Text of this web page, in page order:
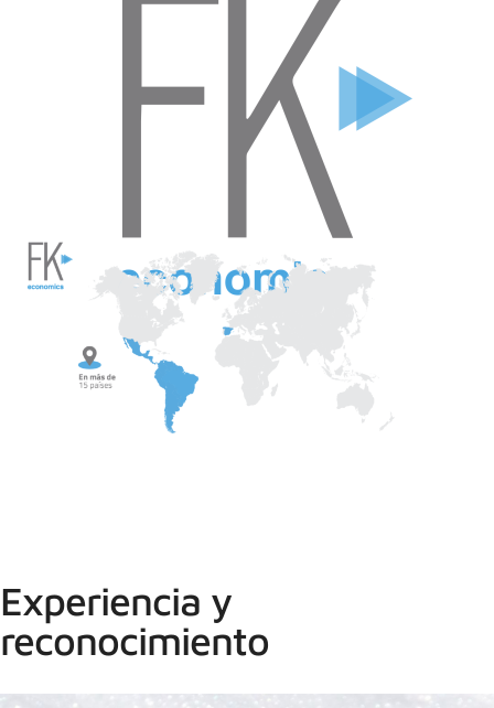
Experiencia y
reconocimiento